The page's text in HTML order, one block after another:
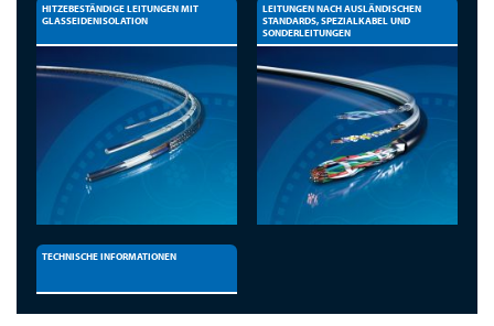
HITZEBESTÄNDIGE LEITUNGEN MIT
GLASSEIDENISOLATION
LEITUNGEN NACH AUSLÄNDISCHEN
STANDARDS, SPEZIALKABEL UND
SONDERLEITUNGEN
TECHNISCHE INFORMATIONEN